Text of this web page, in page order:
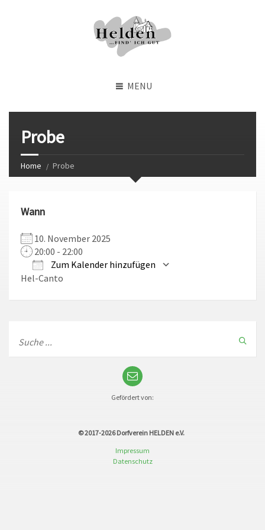
MENU
Probe
Home Probe
Wann
10. November 2025
20:00 - 22:00
Zum Kalender hinzufügen
ICS herunterladen
Hel-Canto
Gefördert von:
© 2017-2026Dorfverein HELDEN e.V.
Impressum
Datenschutz